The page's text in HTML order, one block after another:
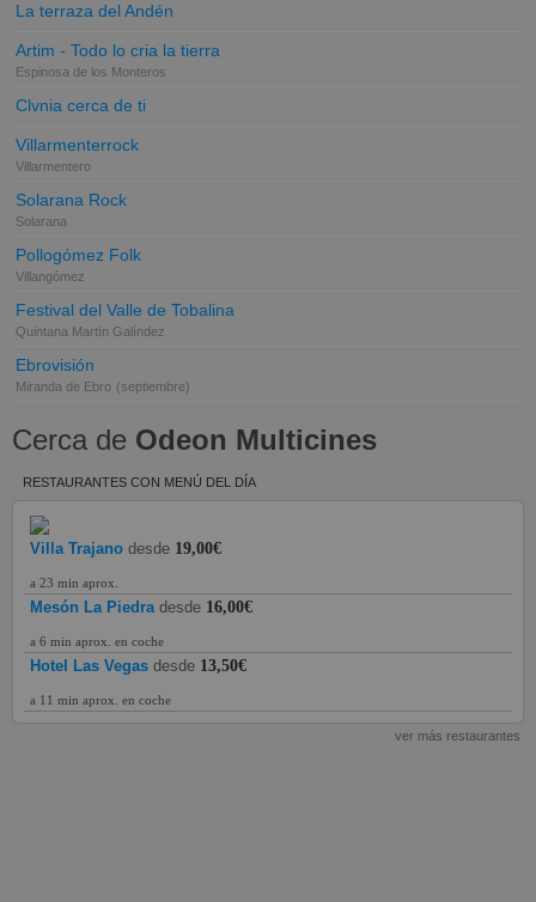
La terraza del Andén
Artim - Todo lo cria la tierra
Espinosa de los Monteros
Clvnia cerca de ti
Villarmenterrock
Villarmentero
Solarana Rock
Solarana
Pollogómez Folk
Villangómez
Festival del Valle de Tobalina
Quintana Martín Galíndez
Ebrovisión
Miranda de Ebro (septiembre)
Cerca de Odeon Multicines
RESTAURANTES CON MENÚ DEL DÍA
Villa Trajano desde 19,00€
a 23 min aprox.
Mesón La Piedra desde 16,00€
a 6 min aprox. en coche
Hotel Las Vegas desde 13,50€
a 11 min aprox. en coche
ver más restaurantes